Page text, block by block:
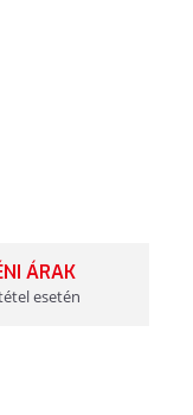
ÁRAK
esetén